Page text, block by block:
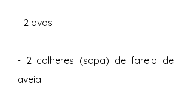
- 2 ovos
- 2 colheres (sopa) de farelo de
aveia